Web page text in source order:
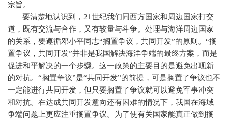
宗旨。
要清楚地认识到，21世纪我们同西方国家和周边国家打交
道，既有交流与合作，又有较量与斗争。处理与海洋周边国家
的关系，要遵循邓小平同志“搁置争议，共同开发”的原则。“搁
置争议，共同开发”并非是我国解决海洋争端的最终方案，而是
促进和平解决的一个步骤。这一政策的主要目的是避免出现新
的对抗。“搁置争议”是“共同开发”的前提，可是搁置了争议也不
一定能进行共同开发，但只要搁置了争议就可以避免军事冲突
和对抗。在达成共同开发意向还有困难的情况下，我国在海域
争端问题上更应注重搁置争议。为了使有关国家能真正做到搁